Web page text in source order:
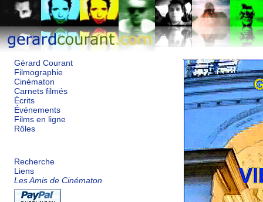
Gérard Courant
Filmographie
Cinématon
Carnets filmés
Écrits
Événements
Films en ligne
Rôles
Recherche
Liens
Les Amis de Cinématon